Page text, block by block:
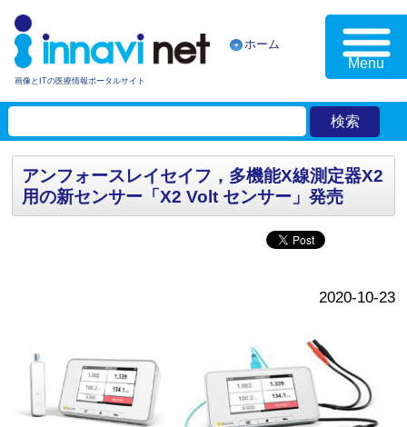
画像とITの医療情報ポータルサイト
ホーム
Menu
アンフォースレイセイフ，多機能X線測定器X2
用の新センサー「X2 Volt センサー」発売
2020-10-23